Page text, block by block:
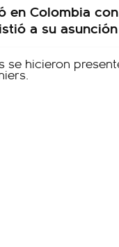
en Colombia
a su